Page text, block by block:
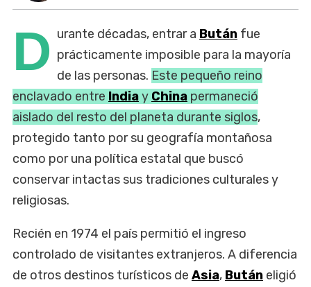
D urante décadas, entrar a Bután fue
prácticamente imposible para la mayoría
de las personas. Este pequeño reino
enclavado entre Indiay China permaneció
aislado del resto del planeta durante siglos,
protegido tanto por su geografía montañosa
como por una política estatal que buscó
conservar intactas sus tradiciones culturales y
religiosas.
Recién en 1974 el país permitió el ingreso
controlado de visitantes extranjeros. A diferencia
de otros destinos turísticos de Asia, Bután eligió